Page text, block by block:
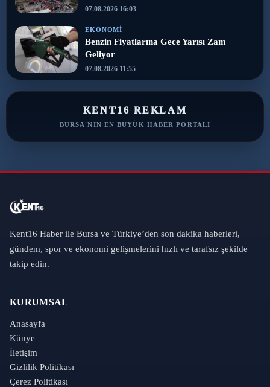
07.08.2026 16:03
EKONOMI
Benzin Fiyatlarına Gece Yarısı Zam
Geliyor
07.08.2026 11:55
KENT16 REKLAM
BURSA'NIN EN BÜYÜK HABER PORTALI
Kent16 Haber ile Bursa ve Türkiye’den son dakika haberleri,
gündem, spor ve ekonomi gelişmelerini hızlı ve tarafsız şekilde
takip edin.
KURUMSAL
Anasayfa
Künye
İletişim
Gizlilik Politikası
Çerez Politikası